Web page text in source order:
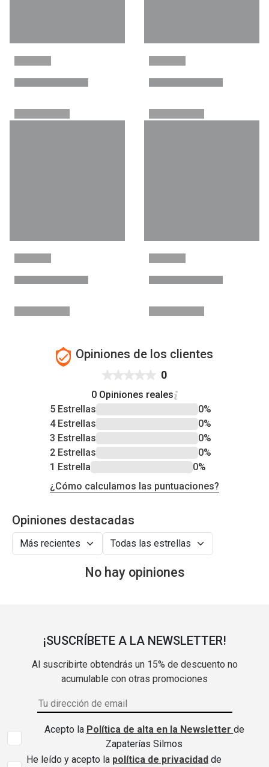
Opiniones de los clientes
0
0 Opiniones reales
5 Estrellas
0%
4 Estrellas
0%
3 Estrellas
0%
2 Estrellas
0%
1 Estrella
0%
¿Cómo calculamos las puntuaciones?
Opiniones destacadas
No hay opiniones
¡SUSCRÍBETE A LA NEWSLETTER!
Al suscribirte obtendrás un 15% de descuento no
acumulable con otras promociones
Acepto la Política de alta en la Newsletter de
Zapaterías Silmos
He leído y acepto la política de privacidad de